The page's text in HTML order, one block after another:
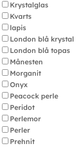
Krystalglas
Kvarts
lapis
London blå krystal
London blå topas
Månesten
Morganit
Onyx
Peacock perle
Peridot
Perlemor
Perler
Prehnit